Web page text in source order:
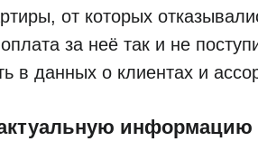
от которых
за неё так и не
в данных о клиентах и
информацию